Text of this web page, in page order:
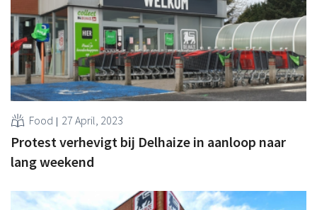
Food 27 April, 2023
Protest verhevigt bij Delhaize in aanloop naar
lang weekend